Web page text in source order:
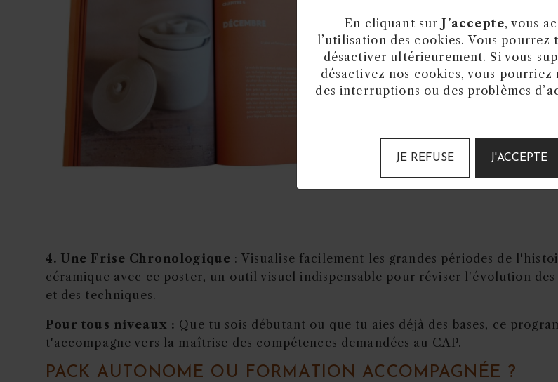
4. Une Frise Chronologique : Visualise facilement les grandes périodes de
céramique avec ce poster, un outil visuel indispensable pour réviser l'évolution des
et des techniques.
Pour tous niveaux : Que tu sois débutant ou que tu aies déjà des bases, ce
t'accompagne vers la maîtrise des compétences demandées au CAP.
PACK AUTONOME OU FORMATION ACCOMPAGNÉE ?
En cliquant surJ’accepte, vous
l’utilisation des cookies. Vous pourrez
désactiver ultérieurement. Si vous
désactivez nos cookies, vous
des interruptions ou des problèmes
JE REFUSE J'ACCEPTE